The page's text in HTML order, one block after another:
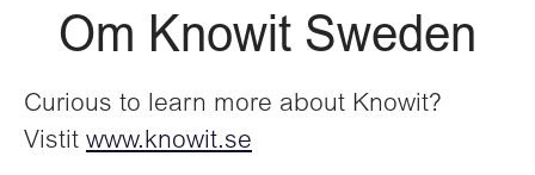
Om Knowit Sweden
Curious to learn more about Knowit?
Vistit www.knowit.se